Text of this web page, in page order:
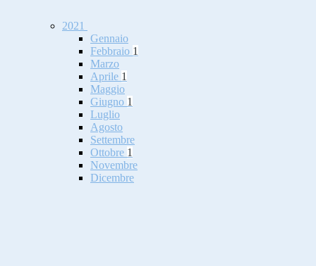
2021
Gennaio
Febbraio 1
Marzo
Aprile 1
Maggio
Giugno 1
Luglio
Agosto
Settembre
Ottobre 1
Novembre
Dicembre